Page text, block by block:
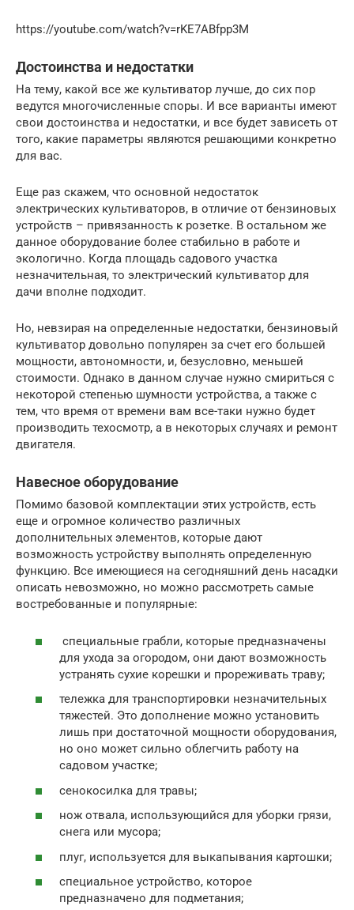
https://youtube.com/watch?v=rKE7ABfpp3M
Достоинства и недостатки
На тему, какой все же культиватор лучше, до сих пор
ведутся многочисленные споры. И все варианты имеют
свои достоинства и недостатки, и все будет зависеть от
того, какие параметры являются решающими конкретно
для вас.
Еще раз скажем, что основной недостаток
электрических культиваторов, в отличие от бензиновых
устройств – привязанность к розетке. В остальном же
данное оборудование более стабильно в работе и
экологично. Когда площадь садового участка
незначительная, то электрический культиватор для
дачи вполне подходит.
Но, невзирая на определенные недостатки, бензиновый
культиватор довольно популярен за счет его большей
мощности, автономности, и, безусловно, меньшей
стоимости. Однако в данном случае нужно смириться с
некоторой степенью шумности устройства, а также с
тем, что время от времени вам все-таки нужно будет
производить техосмотр, а в некоторых случаях и ремонт
двигателя.
Навесное оборудование
Помимо базовой комплектации этих устройств, есть
еще и огромное количество различных
дополнительных элементов, которые дают
возможность устройству выполнять определенную
функцию. Все имеющиеся на сегодняшний день насадки
описать невозможно, но можно рассмотреть самые
востребованные и популярные:
специальные грабли, которые предназначены
для ухода за огородом, они дают возможность
устранять сухие корешки и прореживать траву;
тележка для транспортировки незначительных
тяжестей. Это дополнение можно установить
лишь при достаточной мощности оборудования,
но оно может сильно облегчить работу на
садовом участке;
сенокосилка для травы;
нож отвала, использующийся для уборки грязи,
снега или мусора;
плуг, используется для выкапывания картошки;
специальное устройство, которое
предназначено для подметания;